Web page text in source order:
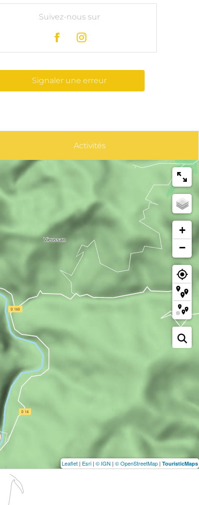
Suivez-nous sur
Signaler une erreur
Activités
+
−
Leaflet | Esri | © IGN | © OpenStreetMap | TouristicMaps